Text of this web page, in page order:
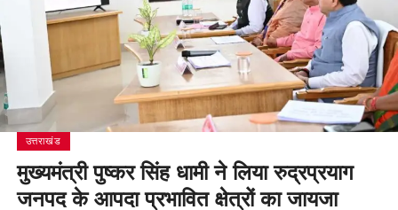
उत्तराखंड
मुख्यमंत्री पुष्कर सिंह धामी ने लिया रुद्रप्रयाग
जनपद के आपदा प्रभावित क्षेत्रों का जायजा